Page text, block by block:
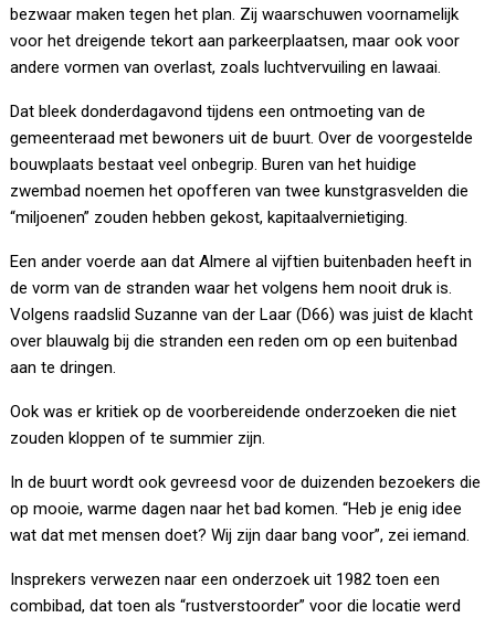
bezwaar maken tegen het plan. Zij waarschuwen voornamelijk
voor het dreigende tekort aan parkeerplaatsen, maar ook voor
andere vormen van overlast, zoals luchtvervuiling en lawaai.
Dat bleek donderdagavond tijdens een ontmoeting van de
gemeenteraad met bewoners uit de buurt. Over de voorgestelde
bouwplaats bestaat veel onbegrip. Buren van het huidige
zwembad noemen het opofferen van twee kunstgrasvelden die
“miljoenen” zouden hebben gekost, kapitaalvernietiging.
Een ander voerde aan dat Almere al vijftien buitenbaden heeft in
de vorm van de stranden waar het volgens hem nooit druk is.
Volgens raadslid Suzanne van der Laar (D66) was juist de klacht
over blauwalg bij die stranden een reden om op een buitenbad
aan te dringen.
Ook was er kritiek op de voorbereidende onderzoeken die niet
zouden kloppen of te summier zijn.
In de buurt wordt ook gevreesd voor de duizenden bezoekers die
op mooie, warme dagen naar het bad komen. “Heb je enig idee
wat dat met mensen doet? Wij zijn daar bang voor”, zei iemand.
Insprekers verwezen naar een onderzoek uit 1982 toen een
combibad, dat toen als “rustverstoorder” voor die locatie werd